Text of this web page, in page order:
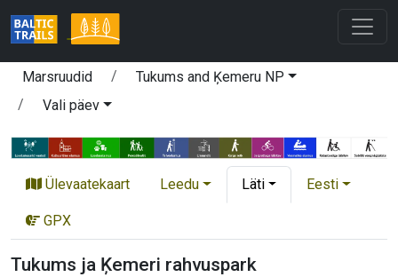
Marsruudid
Tukums and Ķemeru NP
Vali päev
Ülevaatekaart Leedu Läti Eesti
GPX
Tukums ja Ķemeri rahvuspark